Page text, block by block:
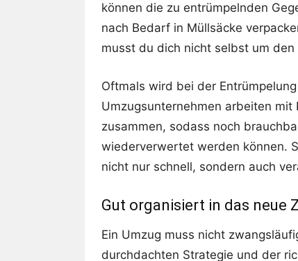
können die zu entrümpelnden
nach Bedarf in Müllsäcke
musst du dich nicht selbst um
Oftmals wird bei der
Umzugsunternehmen arbeiten mit
zusammen, sodass noch
wiederverwertet werden können.
nicht nur schnell, sondern auch
Gut organisiert in das neue
Ein Umzug muss nicht
durchdachten Strategie und der